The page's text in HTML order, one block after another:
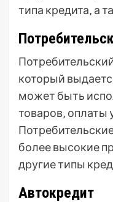
типа кредита‚ а
который
может быть
товаров‚ оплаты
более высокие
другие типы
Автокредит